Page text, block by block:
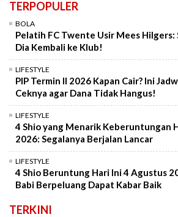
TERPOPULER
BOLA
Pelatih FC Twente Usir Mees Hilgers:
Dia Kembali ke Klub!
LIFESTYLE
PIP Termin II 2026 Kapan Cair? Ini
Ceknya agar Dana Tidak Hangus!
LIFESTYLE
4 Shio yang Menarik Keberuntungan
2026: Segalanya Berjalan Lancar
LIFESTYLE
4 Shio Beruntung Hari Ini 4 Agustus
Babi Berpeluang Dapat Kabar Baik
TERKINI